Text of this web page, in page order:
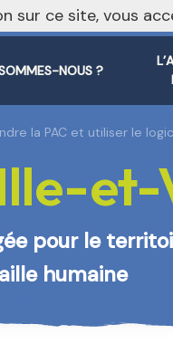
NOUS ?
la PAC et utiliser le
pour le
humaine
sur ce site, vous